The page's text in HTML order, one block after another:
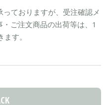
ておりますが、受注確認メ
ご注文商品の出荷等は、1
す。